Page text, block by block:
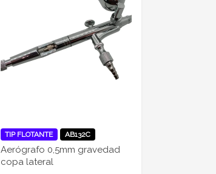
TIP FLOTANTE AB132C
Aerógrafo 0,5mm gravedad
copa lateral